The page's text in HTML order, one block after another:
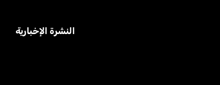
النشرة الإخبارية